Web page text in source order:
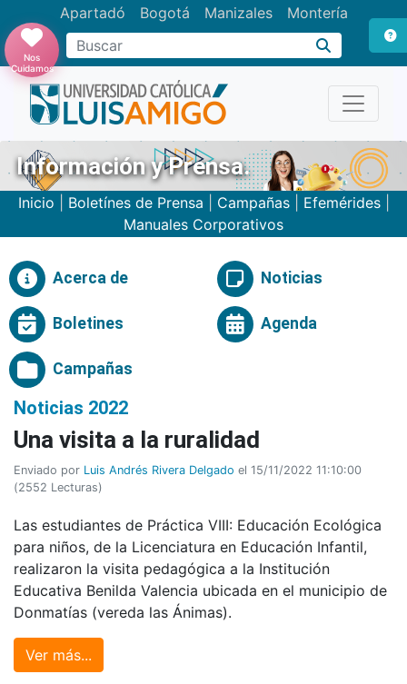
Apartadó Bogotá Manizales Montería
Buscar
Nos
Cuidamos
Información y Prensa.
Inicio Boletínes de Prensa Campañas| Efemérides|
Manuales Corporativos
Acerca de Noticias
Boletines Agenda
Campañas
Noticias 2022
Una visita a la ruralidad
Enviado por Luis Andrés Rivera Delgado el 15/11/2022 11:10:00
(2552 Lecturas)
Las estudiantes de Práctica VIII: Educación Ecológica
para niños, de la Licenciatura en Educación Infantil,
realizaron la visita pedagógica a la Institución
Educativa Benilda Valencia ubicada en el municipio de
Donmatías (vereda las Ánimas).
Ver más...